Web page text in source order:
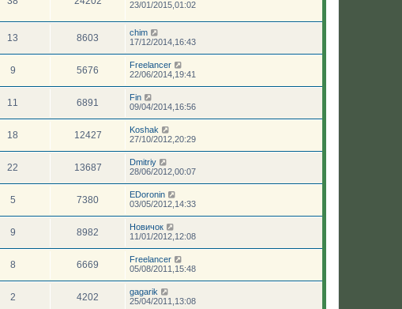
23/01/2015,01:02
13 8603
chim
17/12/2014,16:43
9 5676
Freelancer
22/06/2014,19:41
11 6891
Fin
09/04/2014,16:56
18 12427
Koshak
27/10/2012,20:29
22 13687
Dmitriy
28/06/2012,00:07
5 7380
EDoronin
03/05/2012,14:33
9 8982
Новичок
11/01/2012,12:08
8 6669
Freelancer
05/08/2011,15:48
2 4202
gagarik
25/04/2011,13:08